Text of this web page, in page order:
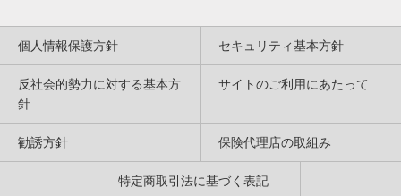
個人情報保護方針 セキュリティ基本方針
反社会的勢力に対する基本方
針
サイトのご利用にあたって
勧誘方針 保険代理店の取組み
特定商取引法に基づく表記